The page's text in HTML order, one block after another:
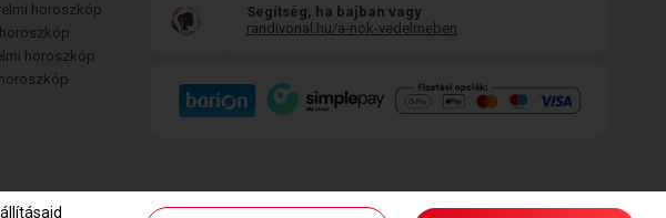
horoszkóp
horoszkóp
Segítség, ha bajban vagy
randivonal.hu/a-nok-vedelmeben